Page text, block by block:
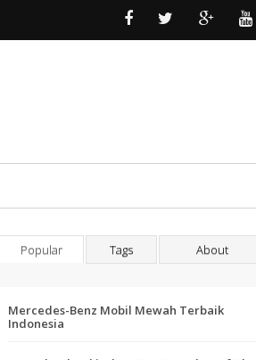
Popular Tags About
Mercedes-Benz Mobil Mewah Terbaik
Indonesia